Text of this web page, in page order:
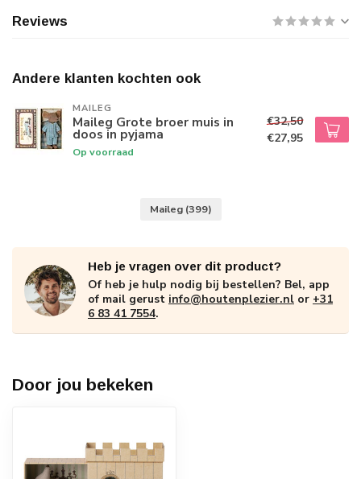
Reviews
Andere klanten kochten ook
MAILEG
Maileg Grote broer muis in
doos in pyjama
Op voorraad
€32,50
€27,95
Maileg (399)
Heb je vragen over dit product?
Of heb je hulp nodig bij bestellen? Bel, app
of mail gerust info@houtenplezier.nl or +31
6 83 41 7554.
Door jou bekeken